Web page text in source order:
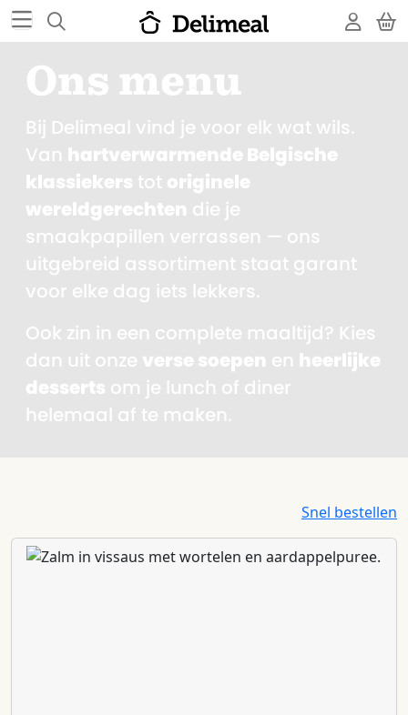
Ons menu
Bij Delimeal vind je voor elk wat wils.
Van hartverwarmende Belgische
klassiekers tot originele
wereldgerechten die je
smaakpapillen verrassen — ons
uitgebreid assortiment staat garant
voor elke dag iets lekkers.
Ook zin in een complete maaltijd? Kies
dan uit onze verse soepen en heerlijke
desserts om je lunch of diner
helemaal af te maken.
Snel bestellen